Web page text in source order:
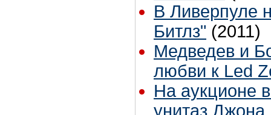
В Ливерпуле
Битлз" (2011)
Медведев и
любви к Led
На аукционе
унитаз